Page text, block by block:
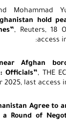
Mohammad
hold
, Reuters, 18
access
Afghan
Officials”, THE
2025, last access
Agree to
a Round of